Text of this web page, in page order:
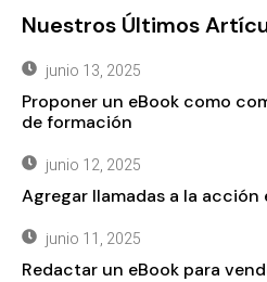
Nuestros Últimos
junio 13, 2025
Proponer un eBook como
de formación
junio 12, 2025
Agregar llamadas a la
junio 11, 2025
Redactar un eBook para